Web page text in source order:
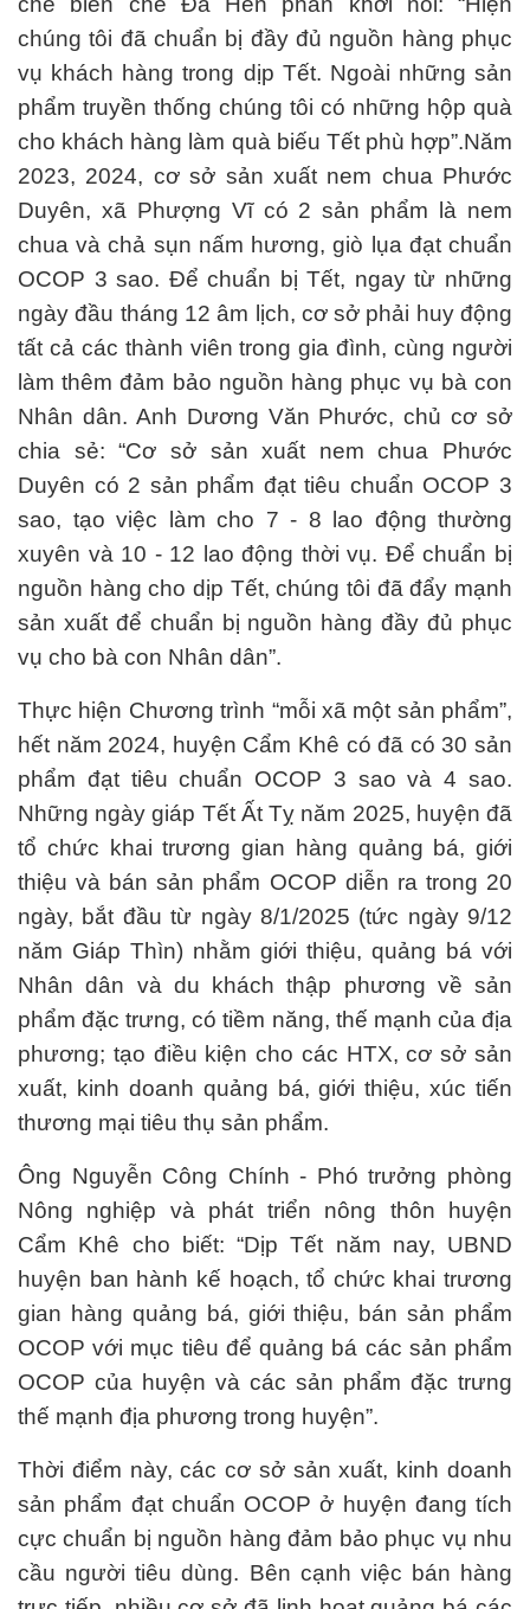
chúng tôi đã chuẩn bị đầy đủ nguồn hàng phục
vụ khách hàng trong dịp Tết. Ngoài những sản
phẩm truyền thống chúng tôi có những hộp quà
cho khách hàng làm quà biếu Tết phù hợp”.Năm
2023, 2024, cơ sở sản xuất nem chua Phước
Duyên, xã Phượng Vĩ có 2 sản phẩm là nem
chua và chả sụn nấm hương, giò lụa đạt chuẩn
OCOP 3 sao. Để chuẩn bị Tết, ngay từ những
ngày đầu tháng 12 âm lịch, cơ sở phải huy động
tất cả các thành viên trong gia đình, cùng người
làm thêm đảm bảo nguồn hàng phục vụ bà con
Nhân dân. Anh Dương Văn Phước, chủ cơ sở
chia sẻ: “Cơ sở sản xuất nem chua Phước
Duyên có 2 sản phẩm đạt tiêu chuẩn OCOP 3
sao, tạo việc làm cho 7 - 8 lao động thường
xuyên và 10 - 12 lao động thời vụ. Để chuẩn bị
nguồn hàng cho dịp Tết, chúng tôi đã đẩy mạnh
sản xuất để chuẩn bị nguồn hàng đầy đủ phục
vụ cho bà con Nhân dân”.
Thực hiện Chương trình “mỗi xã một sản phẩm”,
hết năm 2024, huyện Cẩm Khê có đã có 30 sản
phẩm đạt tiêu chuẩn OCOP 3 sao và 4 sao.
Những ngày giáp Tết Ất Tỵ năm 2025, huyện đã
tổ chức khai trương gian hàng quảng bá, giới
thiệu và bán sản phẩm OCOP diễn ra trong 20
ngày, bắt đầu từ ngày 8/1/2025 (tức ngày 9/12
năm Giáp Thìn) nhằm giới thiệu, quảng bá với
Nhân dân và du khách thập phương về sản
phẩm đặc trưng, có tiềm năng, thế mạnh của địa
phương; tạo điều kiện cho các HTX, cơ sở sản
xuất, kinh doanh quảng bá, giới thiệu, xúc tiến
thương mại tiêu thụ sản phẩm.
Ông Nguyễn Công Chính - Phó trưởng phòng
Nông nghiệp và phát triển nông thôn huyện
Cẩm Khê cho biết: “Dịp Tết năm nay, UBND
huyện ban hành kế hoạch, tổ chức khai trương
gian hàng quảng bá, giới thiệu, bán sản phẩm
OCOP với mục tiêu để quảng bá các sản phẩm
OCOP của huyện và các sản phẩm đặc trưng
thế mạnh địa phương trong huyện”.
Thời điểm này, các cơ sở sản xuất, kinh doanh
sản phẩm đạt chuẩn OCOP ở huyện đang tích
cực chuẩn bị nguồn hàng đảm bảo phục vụ nhu
cầu người tiêu dùng. Bên cạnh việc bán hàng